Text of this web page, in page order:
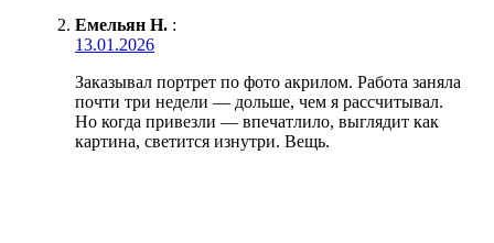
Емельян Н. :
13.01.2026
Заказывал портрет по фото акрилом. Работа заняла
почти три недели — дольше, чем я рассчитывал.
Но когда привезли — впечатлило, выглядит как
картина, светится изнутри. Вещь.